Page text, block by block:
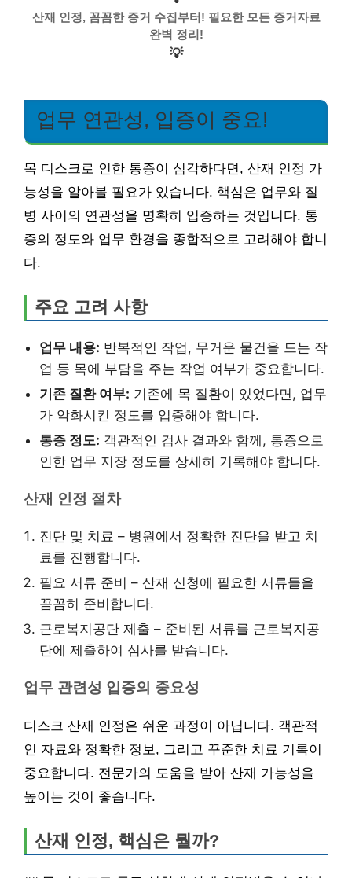
산재 인정, 꼼꼼한 증거 수집부터! 필요한 모든 증거자료
완벽 정리!
💡
업무 연관성, 입증이 중요!
목 디스크로 인한 통증이 심각하다면, 산재 인정 가
능성을 알아볼 필요가 있습니다. 핵심은 업무와 질
병 사이의 연관성을 명확히 입증하는 것입니다. 통
증의 정도와 업무 환경을 종합적으로 고려해야 합니
다.
주요 고려 사항
업무 내용: 반복적인 작업, 무거운 물건을 드는 작
업 등 목에 부담을 주는 작업 여부가 중요합니다.
기존 질환 여부: 기존에 목 질환이 있었다면, 업무
가 악화시킨 정도를 입증해야 합니다.
통증 정도: 객관적인 검사 결과와 함께, 통증으로
인한 업무 지장 정도를 상세히 기록해야 합니다.
산재 인정 절차
진단 및 치료 – 병원에서 정확한 진단을 받고 치
료를 진행합니다.
필요 서류 준비 – 산재 신청에 필요한 서류들을
꼼꼼히 준비합니다.
근로복지공단 제출 – 준비된 서류를 근로복지공
단에 제출하여 심사를 받습니다.
업무 관련성 입증의 중요성
디스크 산재 인정은 쉬운 과정이 아닙니다. 객관적
인 자료와 정확한 정보, 그리고 꾸준한 치료 기록이
중요합니다. 전문가의 도움을 받아 산재 가능성을
높이는 것이 좋습니다.
산재 인정, 핵심은 뭘까?